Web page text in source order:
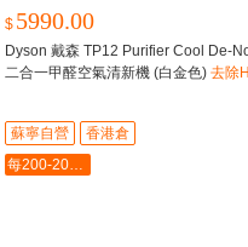
$ 5990.00
Dyson 戴森 TP12 Purifier Cool De-
二合一甲醛空氣清新機 (白金色) 去除
蘇寧自營
香港倉
每200-20最多-2000